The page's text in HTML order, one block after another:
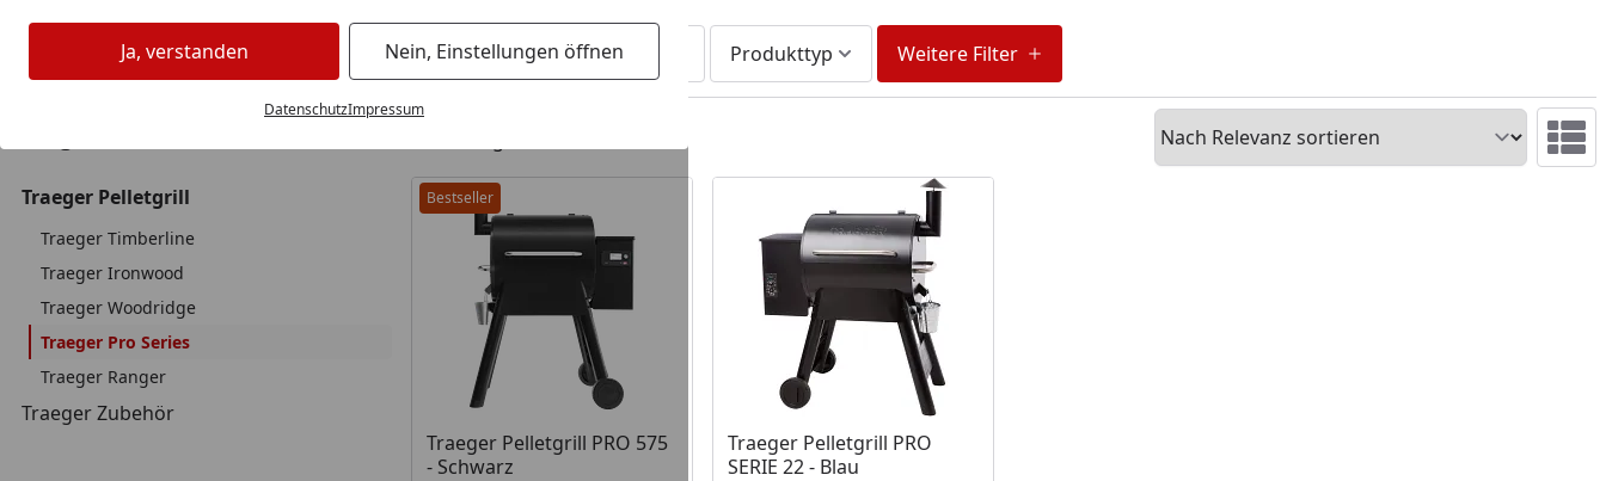
Ja, verstanden Nein, Einstellungen öffnen
DatenschutzImpressum
Preisspanne Serviceleistungen Am Lager Lieferzeit Produkttyp Weitere Filter
Traeger Pelletgrill
Traeger Timberline
Traeger Ironwood
Traeger Woodridge
Traeger Pro Series
Traeger Ranger
Traeger Zubehör
Sortieren
Bestseller
Traeger Pelletgrill PRO 575
- Schwarz
Produkt am Lager
Traeger Pelletgrill PRO
SERIE 22 - Blau